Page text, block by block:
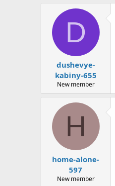
D
dushevye-
kabiny-655
New member
H
home-alone-
597
New member